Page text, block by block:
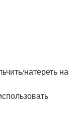
натереть на